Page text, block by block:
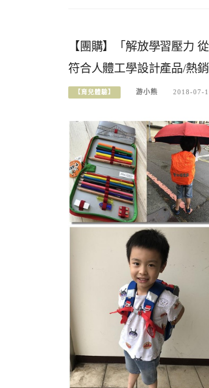
【團購】「解放學習壓力
符合人體工學設計產品/熱銷
【育兒體驗】 游小熊 2018-07-